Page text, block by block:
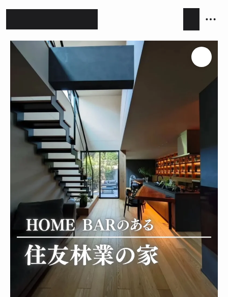
ホテルライク シンプルモダン
ジャパンディ
キッチン
リビング ダイニング
積水ハウス
アイ工務店
住友林業
設計事務所
キッチンハウス / kitchenhouse
LIXIL